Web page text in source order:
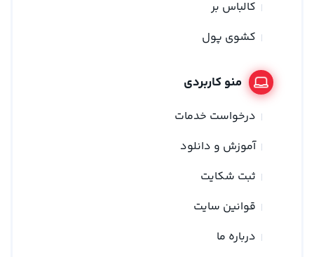
کالباس بر
کشوی پول
منو کاربردی
درخواست خدمات
آموزش و دانلود
ثبت شکایت
قوانین سایت
درباره ما